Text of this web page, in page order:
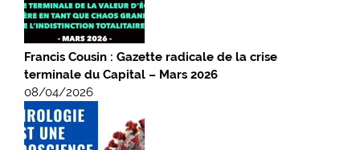
Francis Cousin : Gazette radicale de la crise
terminale du Capital – Mars 2026
08/04/2026